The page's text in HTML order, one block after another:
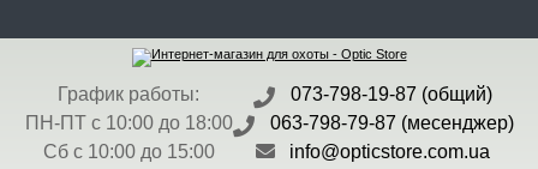
$ - 45 грн
Вход
Регистрация
График работы:
ПН-ПТ с 10:00 до 18:00
Сб с 10:00 до 15:00
073-798-19-87 (общий)
063-798-79-87 (месенджер)
info@opticstore.com.ua